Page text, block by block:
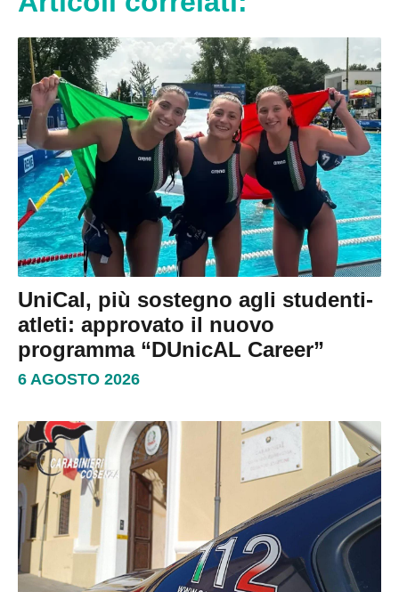
UniCal, più sostegno agli studenti-
atleti: approvato il nuovo
programma “DUnicAL Career”
6 AGOSTO 2026